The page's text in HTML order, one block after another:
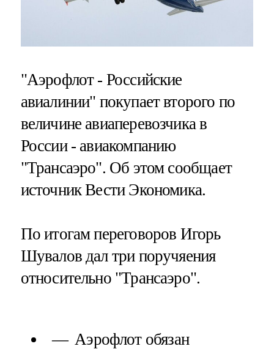
"Аэрофлот - Российские
авиалинии" покупает второго по
величине авиаперевозчика в
России - авиакомпанию
"Трансаэро". Об этом сообщает
источник Вести Экономика.
По итогам переговоров Игорь
Шувалов дал три поручяения
относительно "Трансаэро".
Аэрофлот обязан